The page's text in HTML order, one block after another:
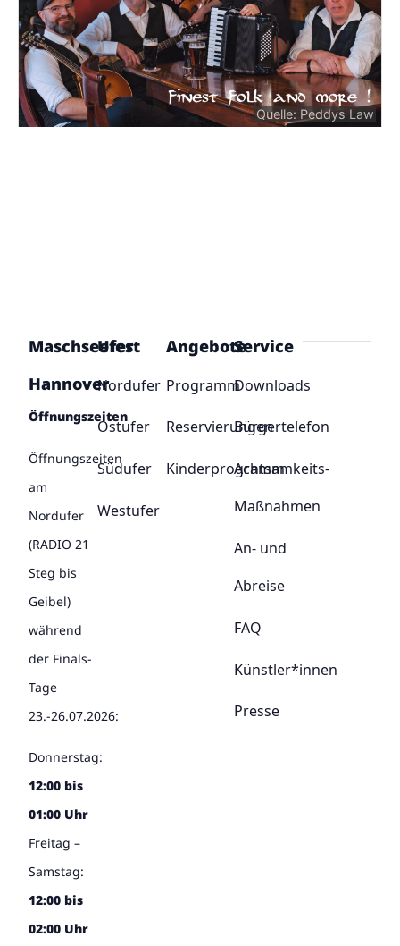
Quelle: Peddys Law
Maschseefest
Hannover
Öffnungszeiten
Öffnungszeiten
am
Nordufer
(RADIO 21
Steg bis
Geibel)
während
der Finals-
Tage
23.-26.07.2026:
Donnerstag:
12:00 bis
01:00 Uhr
Freitag –
Samstag:
12:00 bis
02:00 Uhr
Ufer
Nordufer
Ostufer
Südufer
Westufer
Angebote
Programm
Reservierungen
Kinderprogramm
Service
Downloads
Bürgertelefon
Achtsamkeits-
Maßnahmen
An- und
Abreise
FAQ
Künstler*innen
Presse